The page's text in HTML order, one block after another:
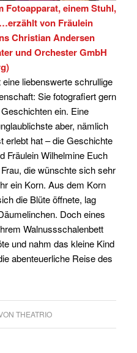
Fotoapparat, einem Stuhl,
von Fräulein
Christian Andersen
und Orchester GmbH
liebenswerte schrullige
Sie fotografiert gern
ein. Eine
aber, nämlich
erlebt hat – die Geschichte
Fräulein Wilhelmine Euch
die wünschte sich sehr
ein Korn. Aus dem Korn
die Blüte öffnete, lag
Doch eines
Walnussschalenbett
und nahm das kleine Kind
abenteuerliche Reise des
THEATRIO